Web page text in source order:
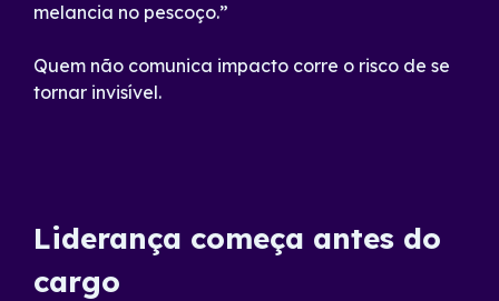
melancia no pescoço.”
Quem não comunica impacto corre o risco de se
tornar invisível.
Liderança começa antes do
cargo